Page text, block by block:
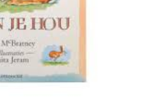
onze gastouders in bezit van
voor kwalitatief
in Hardenberg bent u bij
Hardenberg aan het juiste